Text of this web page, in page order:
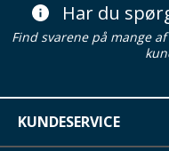
Har du
Find svarene på mange
KUNDESERVICE